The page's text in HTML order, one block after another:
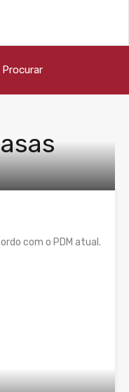
Procurar
com o PDM atual.